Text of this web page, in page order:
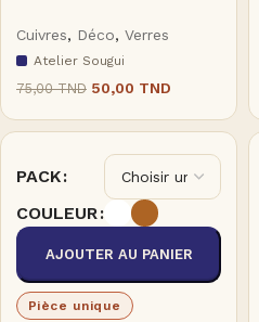
Cuivres, Déco, Verres
Atelier Sougui
75,00TND 50,00 TND
PACK
COULEUR
AJOUTER AU PANIER
Pièce unique